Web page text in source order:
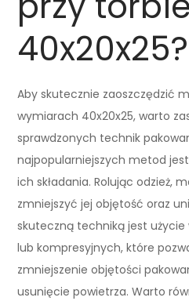
40x20x25?
Aby skutecznie zaoszczędzić
wymiarach 40x20x25, warto
sprawdzonych technik
najpopularniejszych metod
ich składania. Rolując odzież,
zmniejszyć jej objętość oraz
skuteczną techniką jest użycie
lub kompresyjnych, które
zmniejszenie objętości
usunięcie powietrza. Warto